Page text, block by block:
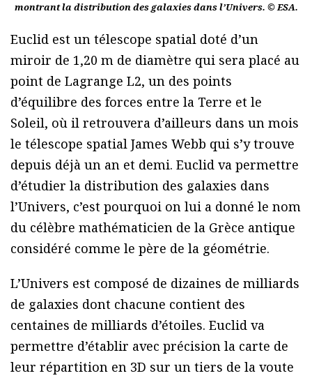
montrant la distribution des galaxies dans l’Univers. © ESA.
Euclid est un télescope spatial doté d’un
miroir de 1,20 m de diamètre qui sera placé au
point de Lagrange L2, un des points
d’équilibre des forces entre la Terre et le
Soleil, où il retrouvera d’ailleurs dans un mois
le télescope spatial James Webb qui s’y trouve
depuis déjà un an et demi. Euclid va permettre
d’étudier la distribution des galaxies dans
l’Univers, c’est pourquoi on lui a donné le nom
du célèbre mathématicien de la Grèce antique
considéré comme le père de la géométrie.
L’Univers est composé de dizaines de milliards
de galaxies dont chacune contient des
centaines de milliards d’étoiles. Euclid va
permettre d’établir avec précision la carte de
leur répartition en 3D sur un tiers de la voute